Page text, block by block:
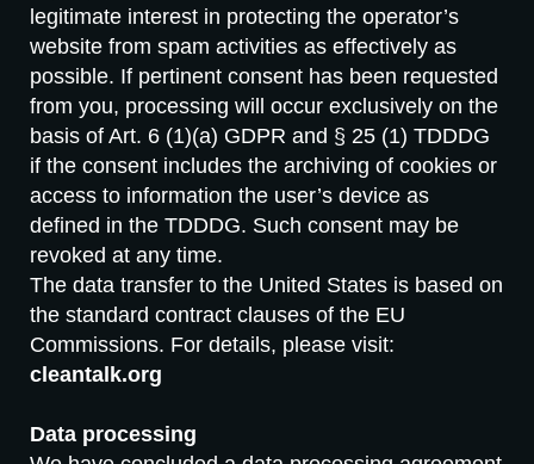
legitimate interest in protecting the operator’s
website from spam activities as effectively as
possible. If pertinent consent has been requested
from you, processing will occur exclusively on the
basis of Art. 6 (1)(a) GDPR and § 25 (1) TDDDG
if the consent includes the archiving of cookies or
access to information the user’s device as
defined in the TDDDG. Such consent may be
revoked at any time.
The data transfer to the United States is based on
the standard contract clauses of the EU
Commissions. For details, please visit:
cleantalk.org
Data processing